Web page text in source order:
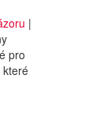
|
pro
které